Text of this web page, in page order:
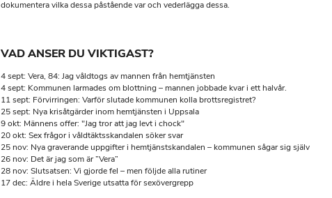
VAD ANSER DU VIKTIGAST?
4 sept: Vera, 84: Jag våldtogs av mannen från hemtjänsten
4 sept: Kommunen larmades om blottning – mannen jobbade kvar i ett halvår.
11 sept: Förvirringen: Varför slutade kommunen kolla brottsregistret?
25 sept: Nya krisåtgärder inom hemtjänsten i Uppsala
9 okt: Männens offer: "Jag tror att jag levt i chock"
20 okt: Sex frågor i våldtäktsskandalen söker svar
25 nov: Nya graverande uppgifter i hemtjänstskandalen – kommunen sågar sig själv
26 nov: Det är jag som är ”Vera”
28 nov: Slutsatsen: Vi gjorde fel – men följde alla rutiner
17 dec: Äldre i hela Sverige utsatta för sexövergrepp